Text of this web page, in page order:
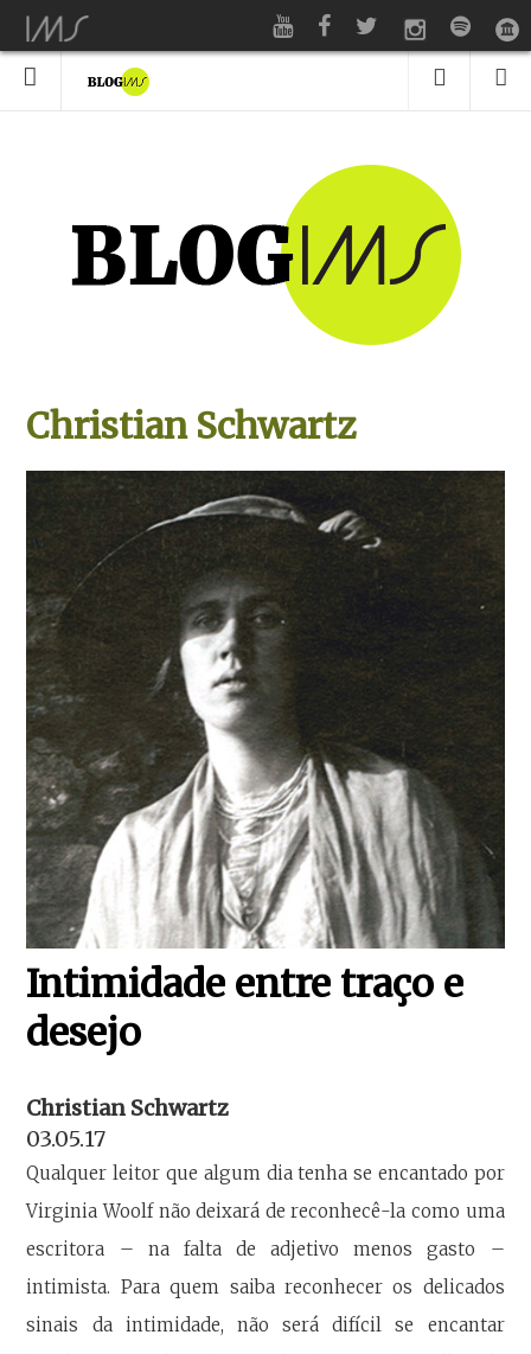
Christian Schwartz
Intimidade entre traço e
desejo
Christian Schwartz
03.05.17
Qualquer leitor que algum dia tenha se encantado por
Virginia Woolf não deixará de reconhecê-la como uma
escritora – na falta de adjetivo menos gasto –
intimista. Para quem saiba reconhecer os delicados
sinais da intimidade, não será difícil se encantar